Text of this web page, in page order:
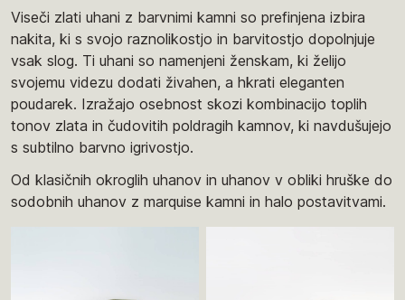
Viseči zlati uhani z barvnimi kamni so prefinjena izbira
nakita, ki s svojo raznolikostjo in barvitostjo dopolnjuje
vsak slog. Ti uhani so namenjeni ženskam, ki želijo
svojemu videzu dodati živahen, a hkrati eleganten
poudarek. Izražajo osebnost skozi kombinacijo toplih
tonov zlata in čudovitih poldragih kamnov, ki navdušujejo
s subtilno barvno igrivostjo.
Od klasičnih okroglih uhanov in uhanov v obliki hruške do
sodobnih uhanov z marquise kamni in halo postavitvami.